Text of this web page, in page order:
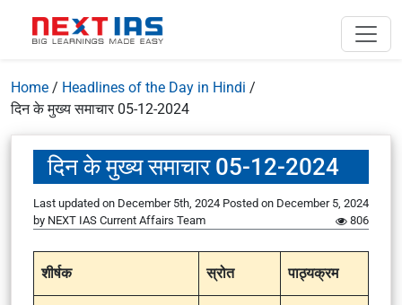
Home / Headlines of the Day in Hindi /
दिन के मुख्य समाचार 05-12-2024
दिन के मुख्य समाचार 05-12-2024
Last updated on December 5th, 2024 Posted on December 5, 2024
by NEXT IAS Current Affairs Team 806
शीर्षक स्रोत पाठ्यक्रम